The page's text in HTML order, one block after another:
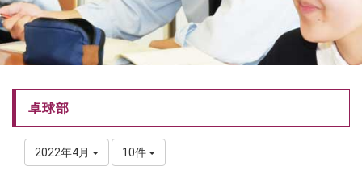
卓球部
2022年4月 10件